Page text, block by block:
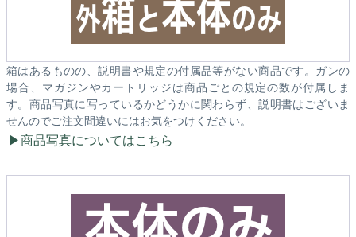
箱はあるものの、説明書や規定の付属品等がない商品です。ガンの
場合、マガジンやカートリッジは商品ごとの規定の数が付属しま
す。商品写真に写っているかどうかに関わらず、説明書はございま
せんのでご注文間違いにはお気をつけください。
商品写真についてはこちら